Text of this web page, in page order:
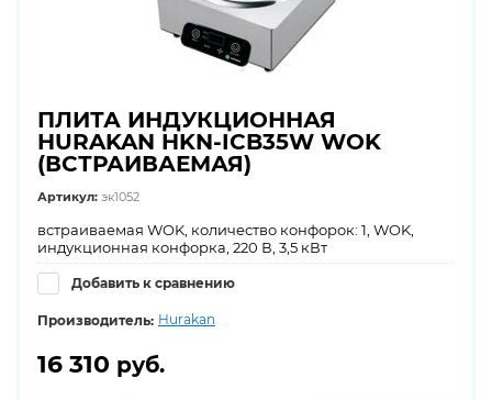
ПЛИТА ИНДУКЦИОННАЯ
HURAKAN HKN-ICB35W WOK
(ВСТРАИВАЕМАЯ)
Артикул: эк1052
встраиваемая WOK, количество конфорок: 1, WOK,
индукционная конфорка, 220 В, 3,5 кВт
Добавить к сравнению
Производитель: Hurakan
16 310 руб.